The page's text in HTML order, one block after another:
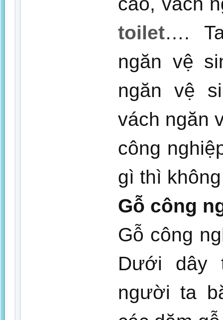
toilet….
ngăn vệ
ngăn vệ
vách ngăn
công
gì thì
Gỗ công
Gỗ công
Dưới dây
người ta